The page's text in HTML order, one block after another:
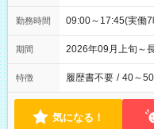
勤務時間 09:00～17:45(実働
期間 2026年09月上旬～
特徴 履歴書不要 / 40～
気になる！